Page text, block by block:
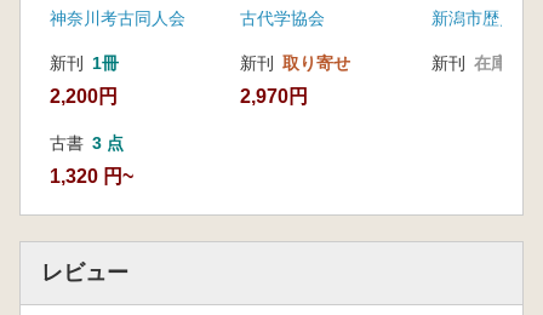
神奈川考古同人会
新刊 1冊
2,200円
古書 3 点
1,320 円~
地域における青銅
期 補遺
古代学協会
新刊 取り寄せ
2,970円
新潟市歴史博
新刊 在庫なし
レビュー